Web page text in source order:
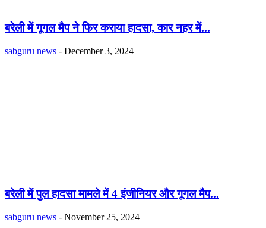
बरेली में गूगल मैप ने फिर कराया हादसा, कार नहर में...
sabguru news - December 3, 2024
बरेली में पुल हादसा मामले में 4 इंजीनियर और गूगल मैप...
sabguru news - November 25, 2024